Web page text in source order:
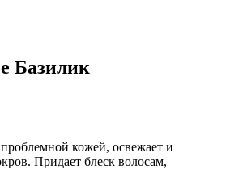
Базилик
кожей, освежает и
Придает блеск волосам,